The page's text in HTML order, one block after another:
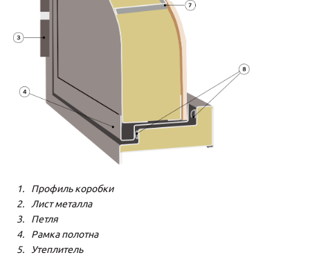
Профиль коробки
Лист металла
Петля
Рамка полотна
Утеплитель